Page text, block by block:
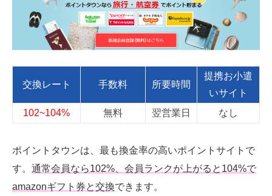
交換レート 手数料 所要時間
提携お小遣
いサイト
102~104%
無料 翌営業日 なし
ポイントタウンは、最も換金率の高いポイントサイトで
す。 通常会員なら102%、会員ランクが上がると104%で
amazonギフト券と交換できます。